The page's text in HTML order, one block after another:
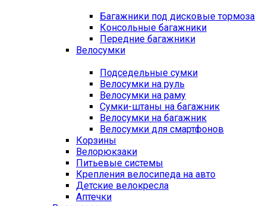
Багажники под дисковые тормоза
Консольные багажники
Передние багажники
Велосумки
Подседельные сумки
Велосумки на руль
Велосумки на раму
Сумки-штаны на багажник
Велосумки на багажник
Велосумки для смартфонов
Корзины
Велорюкзаки
Питьевые системы
Крепления велосипеда на авто
Детские велокресла
Аптечки